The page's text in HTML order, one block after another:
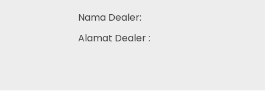
Nama Dealer:
Alamat Dealer :